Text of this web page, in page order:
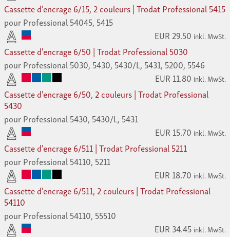
Cassette d'encrage 6/15, 2 couleurs | Trodat Professional 5415
pour Professional 54045, 5415
EUR 29.50 inkl. MwSt.
Cassette d'encrage 6/50 | Trodat Professional 5030
pour Professional 5030, 5430, 5430/L, 5431, 5200, 5546
EUR 11.80 inkl. MwSt.
Cassette d'encrage 6/50, 2 couleurs | Trodat Professional
5430
pour Professional 5430, 5430/L, 5431
EUR 15.70 inkl. MwSt.
Cassette d'encrage 6/511 | Trodat Professional 5211
pour Professional 54110, 5211
EUR 18.70 inkl. MwSt.
Cassette d'encrage 6/511, 2 couleurs | Trodat Professional
54110
pour Professional 54110, 55510
EUR 34.45 inkl. MwSt.